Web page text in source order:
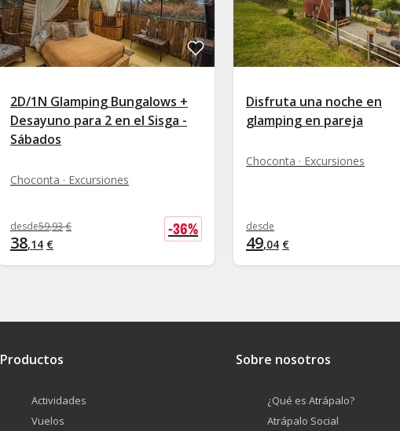
2D/1N Glamping Bungalows +
Desayuno para 2 en el Sisga -
Sábados
Choconta · Excursiones
desde59,93 €
38,14 €
-36%
Disfruta una noche en
glamping en pareja
Choconta · Excursiones
desde
49,04 €
Productos
Actividades
Vuelos
Sobre nosotros
¿Qué es Atrápalo?
Atrápalo Social